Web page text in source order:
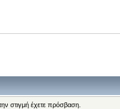
στιγμή έχετε πρόσβαση.